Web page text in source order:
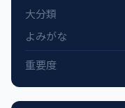
大分類
よみがな
重要度